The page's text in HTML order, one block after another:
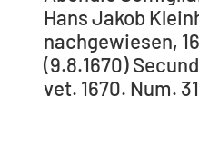
Hans Jakob
nachgewiesen,
(9.8.1670)
vet. 1670. Num.